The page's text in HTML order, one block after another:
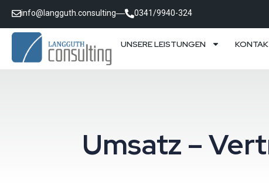
info@langguth.consulting 0341/9940-324
UNSERE LEISTUNGEN
Umsatz –